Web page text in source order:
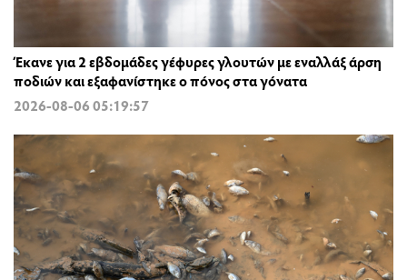
Έκανε για 2 εβδομάδες γέφυρες γλουτών με εναλλάξ άρση
ποδιών και εξαφανίστηκε ο πόνος στα γόνατα
2026-08-06 05:19:57